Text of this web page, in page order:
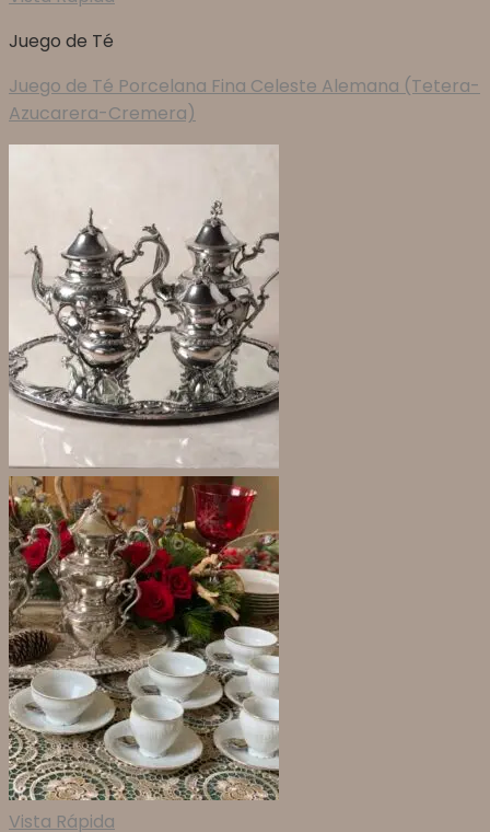
Juego de Té
Juego de Té Porcelana Fina Celeste Alemana (Tetera-
Azucarera-Cremera)
Vista Rápida